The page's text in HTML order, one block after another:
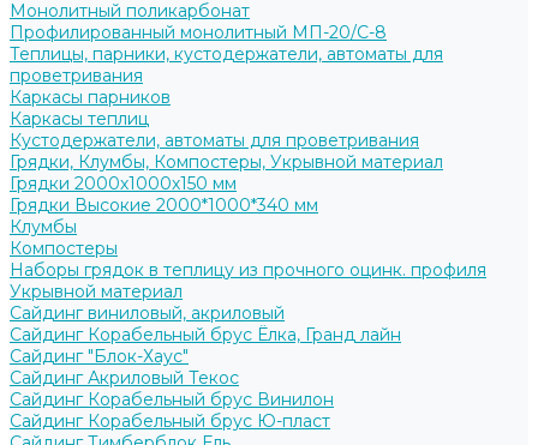
Монолитный поликарбонат
Профилированный монолитный МП-20/С-8
Теплицы, парники, кустодержатели, автоматы для
проветривания
Каркасы парников
Каркасы теплиц
Кустодержатели, автоматы для проветривания
Грядки, Клумбы, Компостеры, Укрывной материал
Грядки 2000х1000х150 мм
Грядки Высокие 2000*1000*340 мм
Клумбы
Компостеры
Наборы грядок в теплицу из прочного оцинк. профиля
Укрывной материал
Сайдинг виниловый, акриловый
Сайдинг Корабельный брус Ёлка, Гранд лайн
Сайдинг "Блок-Хаус"
Сайдинг Акриловый Текос
Сайдинг Корабельный брус Винилон
Сайдинг Корабельный брус Ю-пласт